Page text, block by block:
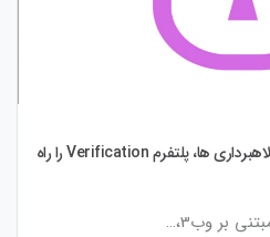
سیویک برای مبارزه با ربات ها و کلاهبرداری ها، پلتفرم Verification را راه
بر وب3،…